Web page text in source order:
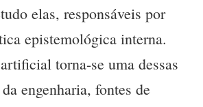
elas, responsáveis por
epistemológica interna.
torna-se uma dessas
engenharia, fontes de